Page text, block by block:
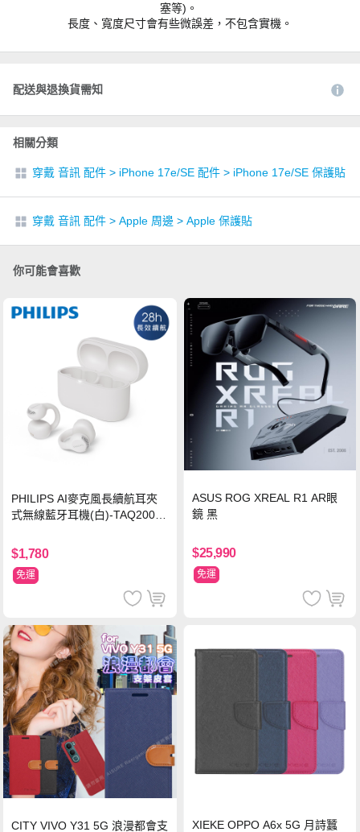
塞等)。
長度、寬度尺寸會有些微誤差，不包含實機。
配送與退換貨需知
相關分類
穿戴 音訊 配件 > iPhone 17e/SE 配件 > iPhone 17e/SE 保護貼
穿戴 音訊 配件 > Apple 周邊 > Apple 保護貼
你可能會喜歡
PHILIPS AI麥克風長續航耳夾
式無線藍牙耳機(白)-TAQ2000
$1,780
免運
ASUS ROG XREAL R1 AR眼
鏡 黑
$25,990
免運
CITY VIVO Y31 5G 浪漫都會支 XIEKE OPPO A6x 5G 月詩蠶